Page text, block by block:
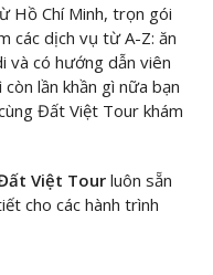
Hồ Chí Minh, trọn gói
các dịch vụ từ A-Z: ăn
và có hướng dẫn viên
lần khần gì nữa bạn
Đất Việt Tour khám
Việt Tourluôn sẵn
cho các hành trình